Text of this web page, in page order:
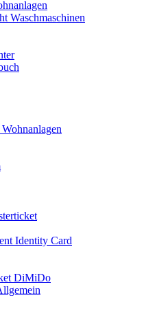
Waschmaschinen
Identity Card
DiMiDo